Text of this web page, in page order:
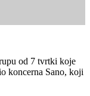
od 7 tvrtki koje
koncerna Sano, koji